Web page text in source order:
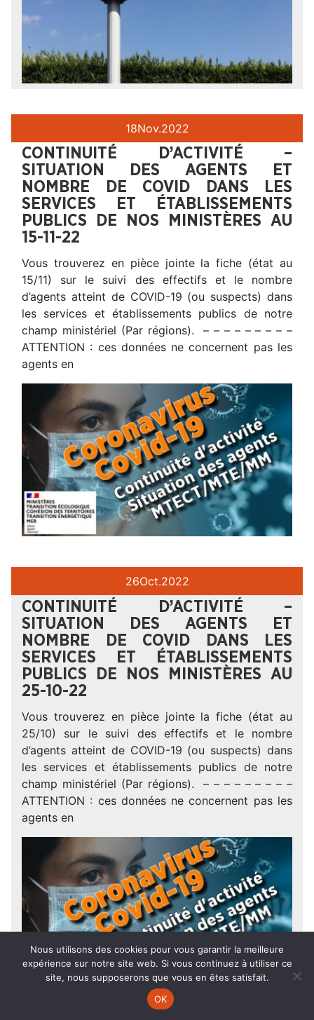
18Nov.2022
CONTINUITÉ D’ACTIVITÉ –
SITUATION DES AGENTS ET
NOMBRE DE COVID DANS LES
SERVICES ET ÉTABLISSEMENTS
PUBLICS DE NOS MINISTÈRES AU
15-11-22
Vous trouverez en pièce jointe la fiche (état au
15/11) sur le suivi des effectifs et le nombre
d’agents atteint de COVID-19 (ou suspects) dans
les services et établissements publics de notre
champ ministériel (Par régions). – – – – – – – – –
ATTENTION : ces données ne concernent pas les
agents en
26Oct.2022
CONTINUITÉ D’ACTIVITÉ –
SITUATION DES AGENTS ET
NOMBRE DE COVID DANS LES
SERVICES ET ÉTABLISSEMENTS
PUBLICS DE NOS MINISTÈRES AU
25-10-22
Vous trouverez en pièce jointe la fiche (état au
25/10) sur le suivi des effectifs et le nombre
d’agents atteint de COVID-19 (ou suspects) dans
les services et établissements publics de notre
champ ministériel (Par régions). – – – – – – – – –
ATTENTION : ces données ne concernent pas les
agents en
Nous utilisons des cookies pour vous garantir la meilleure
expérience sur notre site web. Si vous continuez à utiliser ce
site, nous supposerons que vous en êtes satisfait.
OK